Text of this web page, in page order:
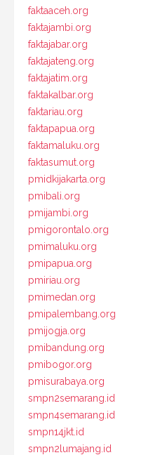
faktaaceh.org
faktajambi.org
faktajabar.org
faktajateng.org
faktajatim.org
faktakalbar.org
faktariau.org
faktapapua.org
faktamaluku.org
faktasumut.org
pmidkijakarta.org
pmibali.org
pmijambi.org
pmigorontalo.org
pmimaluku.org
pmipapua.org
pmiriau.org
pmimedan.org
pmipalembang.org
pmijogja.org
pmibandung.org
pmibogor.org
pmisurabaya.org
smpn2semarang.id
smpn4semarang.id
smpn14jkt.id
smpn2lumajang.id